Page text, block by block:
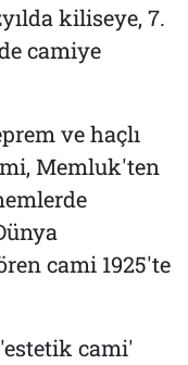
kiliseye, 7.
camiye
ve haçlı
Memluk'ten
cami 1925'te
cami'